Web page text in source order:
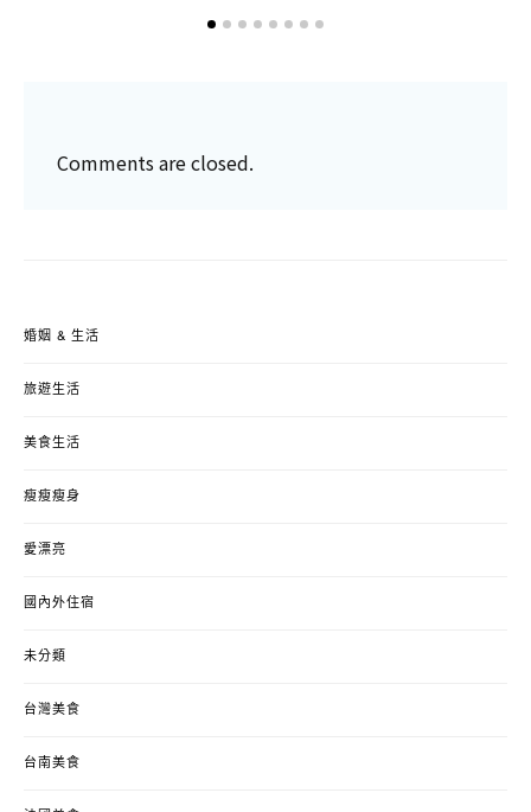
Comments are closed.
婚姻 & 生活
旅遊生活
美食生活
瘦瘦瘦身
愛漂亮
國內外住宿
未分類
台灣美食
台南美食